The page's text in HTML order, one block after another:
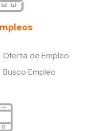
Oferta de Empleo
Busco Empleo